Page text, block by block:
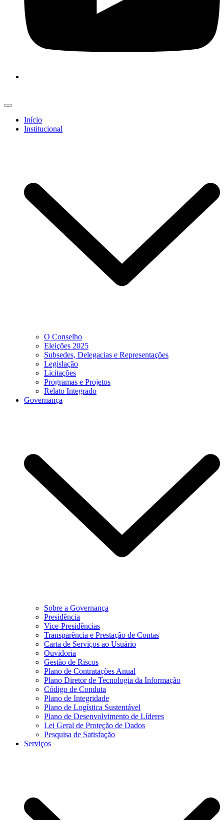
Início
Institucional
O Conselho
Eleições 2025
Subsedes, Delegacias e Representações
Legislação
Licitações
Programas e Projetos
Relato Integrado
Governança
Sobre a Governança
Presidência
Vice-Presidências
Transparência e Prestação de Contas
Carta de Serviços ao Usuário
Ouvidoria
Gestão de Riscos
Plano de Contratações Anual
Plano Diretor de Tecnologia da Informação
Código de Conduta
Plano de Integridade
Plano de Logística Sustentável
Plano de Desenvolvimento de Líderes
Lei Geral de Proteção de Dados
Pesquisa de Satisfação
Serviços